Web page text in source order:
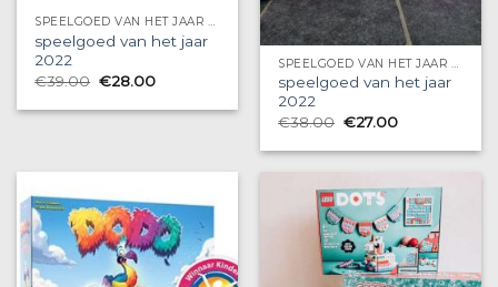
SPEELGOED VAN HET JAAR 2022
speelgoed van het jaar
2022
€39.00 €28.00
speelgoed van het jaar
2022
€38.00 €27.00